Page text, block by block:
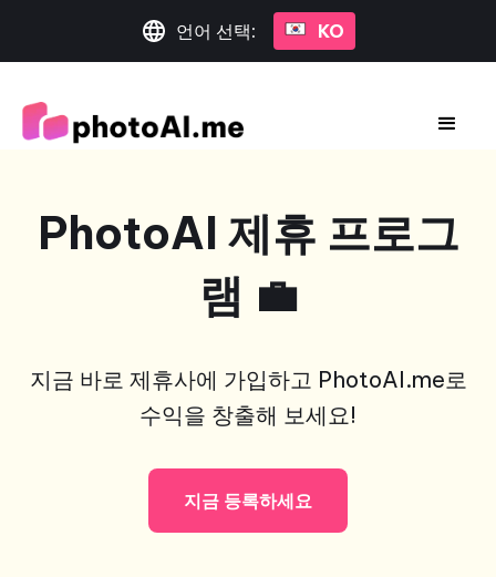
언어 선택: KO
PhotoAI 제휴 프로그
램 💼
지금 바로 제휴사에 가입하고 PhotoAI.me로
수익을 창출해 보세요!
지금 등록하세요